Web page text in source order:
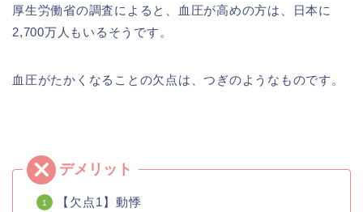
厚生労働省の調査によると、血圧が高めの方は、日本に
2,700万人もいるそうです。
血圧がたかくなることの欠点は、つぎのようなものです。
【欠点1】動悸